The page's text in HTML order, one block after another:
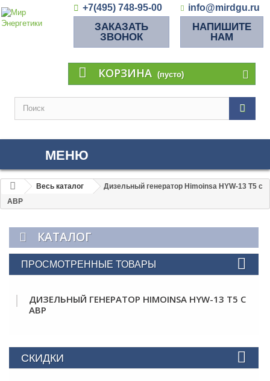
+7(495) 748-95-00 info@mirdgu.ru
ЗАКАЗАТЬ
ЗВОНОК
НАПИШИТЕ
НАМ
КОРЗИНА (пусто)
МЕНЮ
Весь каталог
Дизельный генератор Himoinsa HYW-13 T5 с
АВР
КАТАЛОГ
ПРОСМОТРЕННЫЕ ТОВАРЫ
ДИЗЕЛЬНЫЙ ГЕНЕРАТОР HIMOINSA HYW-13 T5 С
АВР
СКИДКИ